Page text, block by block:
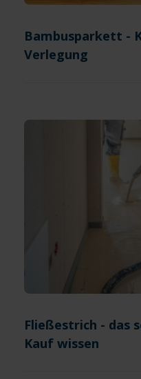
Bambusparkett -
Verlegung
Fließestrich - das
Kauf wissen